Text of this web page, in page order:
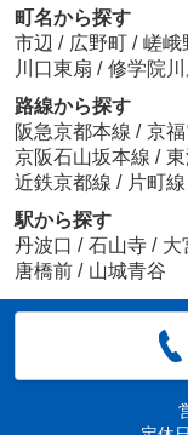
町名から探す
市辺 / 広野町 / 嵯峨
川口東扇 / 修学院
路線から探す
阪急京都本線 / 京
京阪石山坂本線 /
近鉄京都線 / 片町線
駅から探す
丹波口 / 石山寺 / 大
唐橋前 / 山城青谷